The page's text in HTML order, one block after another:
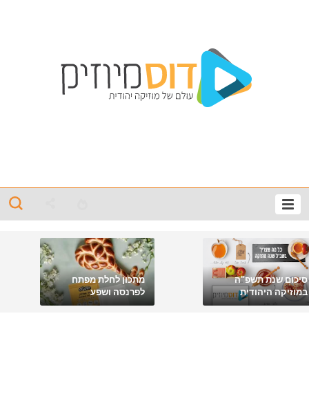
סיכום שנת תשפ"ה
במוזיקה היהודית
מתכון לחלת מפתח
לפרנסה ושפע